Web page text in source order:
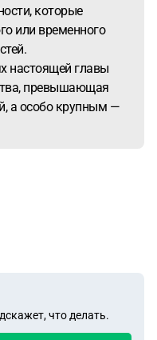
которые
или временного
настоящей главы
превышающая
а особо крупным —
что делать.